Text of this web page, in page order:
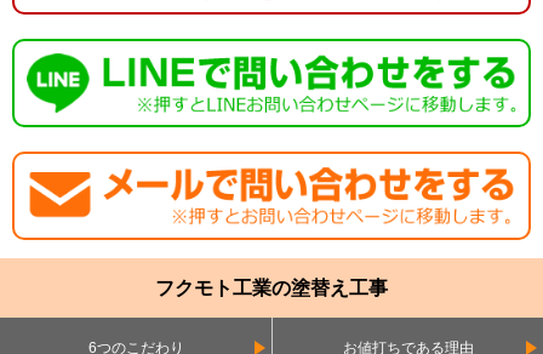
フクモト工業の塗替え工事
6つのこだわり お値打ちである理由